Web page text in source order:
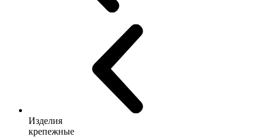
Изделия
крепежные